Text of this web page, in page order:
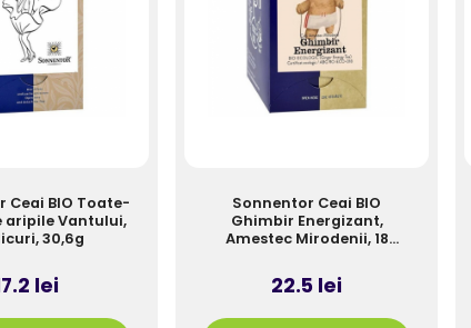
Ceai BIO Toate-
aripile Vantului,
30,6g
lei
Sonnentor Ceai BIO
Ghimbir Energizant,
Amestec Mirodenii, 18
22.5 lei